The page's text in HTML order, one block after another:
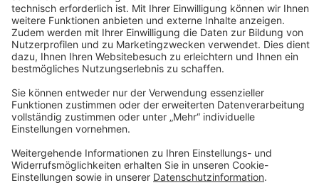
Service-Hotline
Shop Service